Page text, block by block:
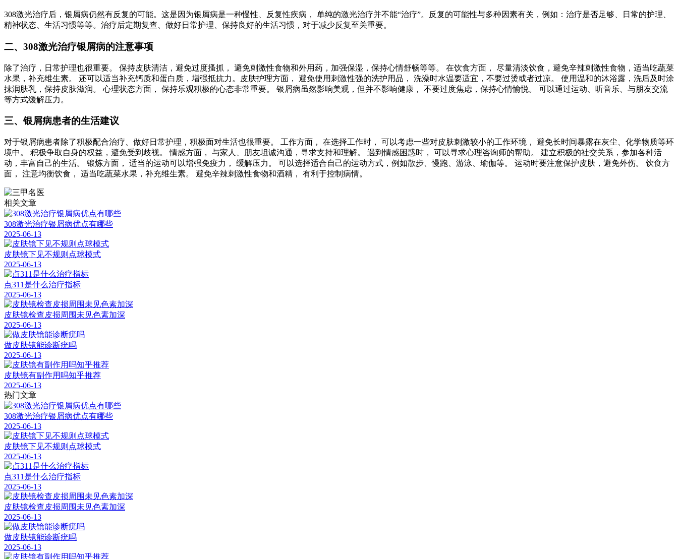
308激光治疗后，银屑病仍然有反复的可能。这是因为银屑病是一种慢性、反复性疾病， 单纯的激光治疗并不能“治疗”。反复的可能性与多种因素有关，例如：治疗是否足够、日常的护理、
精神状态、生活习惯等等。治疗后定期复查、做好日常护理、保持良好的生活习惯，对于减少反复至关重要。
二、308激光治疗银屑病的注意事项
除了治疗，日常护理也很重要。 保持皮肤清洁，避免过度搔抓， 避免刺激性食物和外用药，加强保湿，保持心情舒畅等等。 在饮食方面， 尽量清淡饮食，避免辛辣刺激性食物，适当吃蔬菜
水果，补充维生素。 还可以适当补充钙质和蛋白质，增强抵抗力。皮肤护理方面， 避免使用刺激性强的洗护用品， 洗澡时水温要适宜，不要过烫或者过凉。 使用温和的沐浴露，洗后及时涂
抹润肤乳，保持皮肤滋润。 心理状态方面， 保持乐观积极的心态非常重要。 银屑病虽然影响美观，但并不影响健康， 不要过度焦虑，保持心情愉悦。 可以通过运动、听音乐、与朋友交流
等方式缓解压力。
三、银屑病患者的生活建议
对于银屑病患者除了积极配合治疗、做好日常护理，积极面对生活也很重要。 工作方面， 在选择工作时， 可以考虑一些对皮肤刺激较小的工作环境， 避免长时间暴露在灰尘、化学物质等环
境中。 积极争取自身的权益，避免受到歧视。 情感方面， 与家人、朋友坦诚沟通，寻求支持和理解。 遇到情感困惑时， 可以寻求心理咨询师的帮助。 建立积极的社交关系，参加各种活
动，丰富自己的生活。 锻炼方面， 适当的运动可以增强免疫力， 缓解压力。 可以选择适合自己的运动方式，例如散步、慢跑、游泳、瑜伽等。 运动时要注意保护皮肤，避免外伤。 饮食方
面， 注意均衡饮食， 适当吃蔬菜水果，补充维生素。 避免辛辣刺激性食物和酒精， 有利于控制病情。
相关文章
308激光治疗银屑病优点有哪些
2025-06-13
皮肤镜下见不规则点球模式
2025-06-13
点311是什么治疗指标
2025-06-13
皮肤镜检查皮损周围未见色素加深
2025-06-13
做皮肤镜能诊断疣吗
2025-06-13
皮肤镜有副作用吗知乎推荐
2025-06-13
热门文章
308激光治疗银屑病优点有哪些
2025-06-13
皮肤镜下见不规则点球模式
2025-06-13
点311是什么治疗指标
2025-06-13
皮肤镜检查皮损周围未见色素加深
2025-06-13
做皮肤镜能诊断疣吗
2025-06-13